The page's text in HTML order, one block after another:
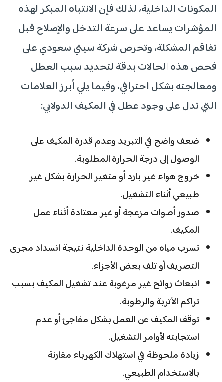
المكونات الداخلية، لذلك فإن الانتباه المبكر لهذه
المؤشرات يساعد على سرعة التدخل والإصلاح قبل
تفاقم المشكلة، وتحرص شركة سيتي سعودي على
فحص هذه الحالات بدقة لتحديد سبب العطل
ومعالجته بشكل احترافي، وفيما يلي أبرز العلامات
التي تدل على وجود عطل في المكيف الدولابي:
ضعف واضح في التبريد وعدم قدرة المكيف على
الوصول إلى درجة الحرارة المطلوبة.
خروج هواء غير بارد أو متغير الحرارة بشكل غير
طبيعي أثناء التشغيل.
صدور أصوات مزعجة أو غير معتادة أثناء عمل
المكيف.
تسرب مياه من الوحدة الداخلية نتيجة انسداد مجرى
التصريف أو تلف بعض الأجزاء.
انبعاث روائح غير مرغوبة عند تشغيل المكيف بسبب
تراكم الأتربة والرطوبة.
توقف المكيف عن العمل بشكل مفاجئ أو عدم
استجابته لأوامر التشغيل.
زيادة ملحوظة في استهلاك الكهرباء مقارنة
بالاستخدام الطبيعي.